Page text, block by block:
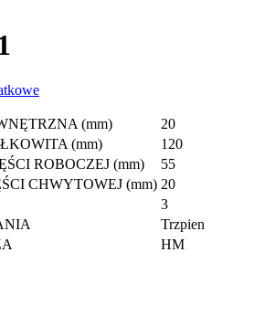
(mm)
20
(mm)
120
ROBOCZEJ (mm)
55
CHWYTOWEJ (mm) 20
3
Trzpien
HM